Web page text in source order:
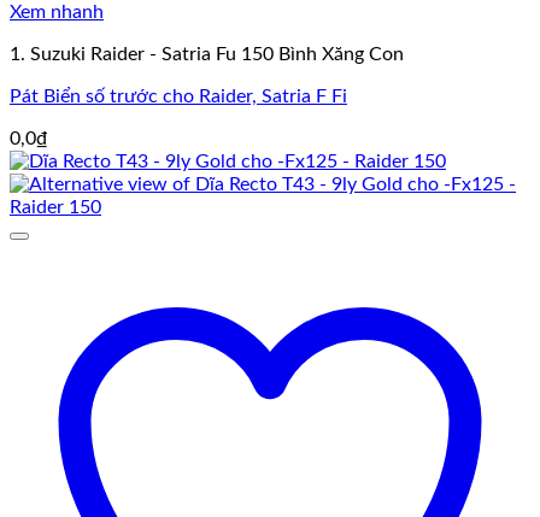
Xem nhanh
1. Suzuki Raider - Satria Fu 150 Bình Xăng Con
Pát Biển số trước cho Raider, Satria F Fi
0,0₫